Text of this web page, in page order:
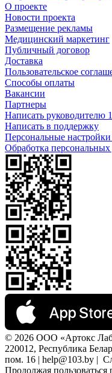
О проекте
Новости проекта
Размещение рекламы
Медицинский маркетинг
Публичный договор
Доставка
Пользовательское
Способы оплаты
Вакансии
Партнеры
Написать руководителю
Написать в поддержку
Персональные
Обработка
© 2026 ООО «Артокс
220012, Республика
пом. 16 | help@103.by |
Продолжая пользоваться